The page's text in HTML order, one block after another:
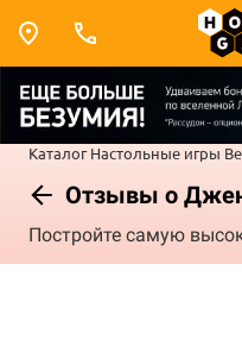
Каталог Настольные игры
Отзывы о
Постройте самую